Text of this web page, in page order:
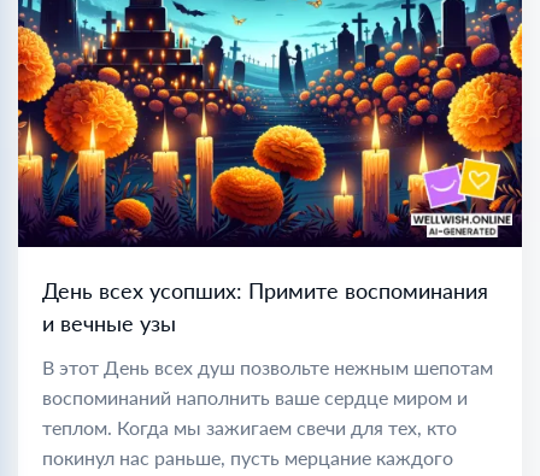
День всех усопших: Примите воспоминания
и вечные узы
В этот День всех душ позвольте нежным шепотам
воспоминаний наполнить ваше сердце миром и
теплом. Когда мы зажигаем свечи для тех, кто
покинул нас раньше, пусть мерцание каждого